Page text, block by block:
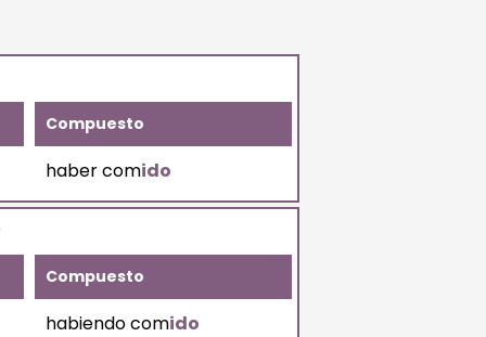
Compuesto
haber comido
Compuesto
habiendo comido